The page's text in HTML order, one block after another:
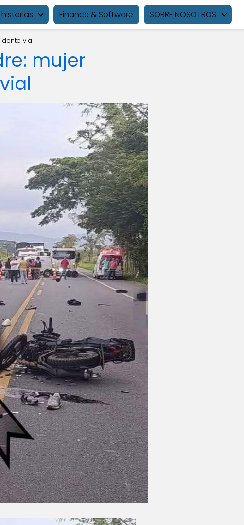
historias Finance & Software SOBRE NOSOTROS
vial
mujer